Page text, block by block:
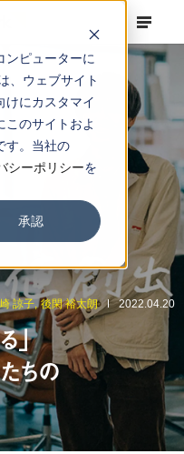
ンピューターに
、ウェブサイト
けにカスタマイ
このサイトおよ
す。当社の
シーポリシーを
承認
諒子, 後閑 裕太朗 2022.04.20
」
ちの